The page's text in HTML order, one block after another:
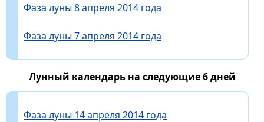
Фаза луны 8 апреля 2014 года
Фаза луны 7 апреля 2014 года
Лунный календарь на следующие 6 дней
Фаза луны 14 апреля 2014 года